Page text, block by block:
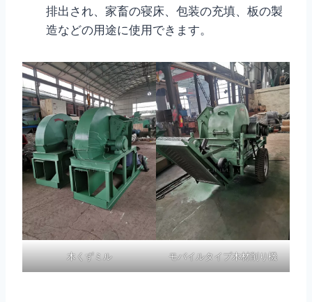
排出され、家畜の寝床、包装の充填、板の製
造などの用途に使用できます。
木くずミル モバイルタイプ木材削り機